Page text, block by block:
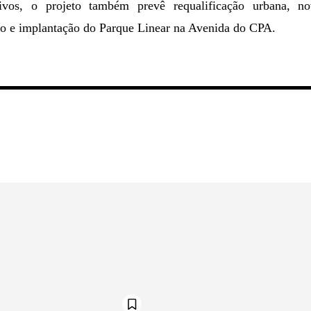
o projeto também prevê requalificação urbana,
e implantação do Parque Linear na Avenida do CPA.